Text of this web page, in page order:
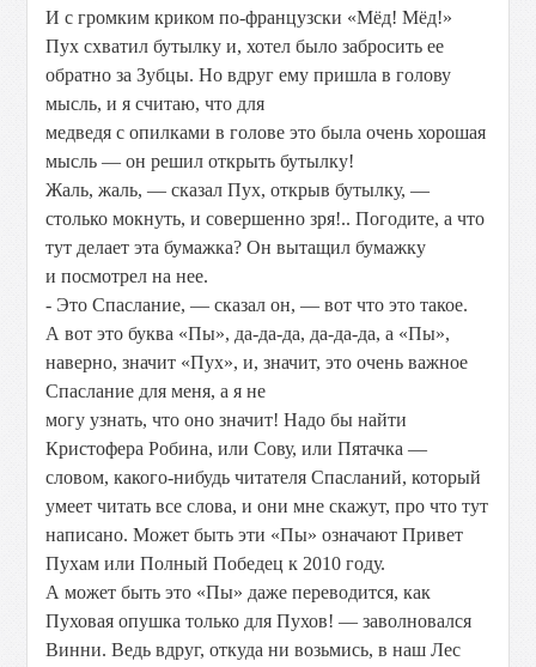
И с громким криком по-французски «Мёд! Мёд!»
Пух схватил бутылку и, хотел было забросить ее
обратно за Зубцы. Но вдруг ему пришла в голову
мысль, и я считаю, что для
медведя с опилками в голове это была очень хорошая
мысль — он решил открыть бутылку!
Жаль, жаль, — сказал Пух, открыв бутылку, —
столько мокнуть, и совершенно зря!.. Погодите, а что
тут делает эта бумажка? Он вытащил бумажку
и посмотрел на нее.
- Это Спаслание, — сказал он, — вот что это такое.
А вот это буква «Пы», да-да-да, да-да-да, а «Пы»,
наверно, значит «Пух», и, значит, это очень важное
Спаслание для меня, а я не
могу узнать, что оно значит! Надо бы найти
Кристофера Робина, или Сову, или Пятачка —
словом, какого-нибудь читателя Спасланий, который
умеет читать все слова, и они мне скажут, про что тут
написано. Может быть эти «Пы» означают Привет
Пухам или Полный Победец к 2010 году.
А может быть это «Пы» даже переводится, как
Пуховая опушка только для Пухов! — заволновался
Винни. Ведь вдруг, откуда ни возьмись, в наш Лес